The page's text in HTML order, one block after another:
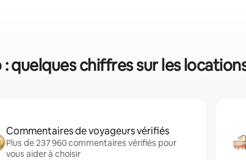
quelques chiffres sur les
Commentaires de voyageurs vérifiés
Plus de 237 960 commentaires vérifiés pour
vous aider à choisir